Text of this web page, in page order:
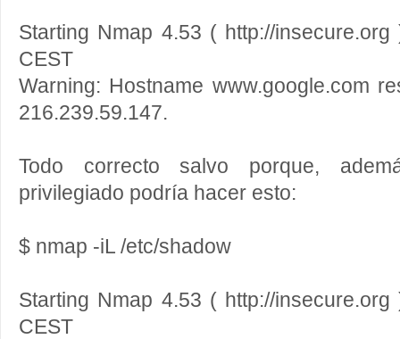
Starting Nmap 4.53 ( http://
CEST
Warning: Hostname www.google.com
216.239.59.147.
Todo correcto salvo porque,
privilegiado podría hacer esto:
$ nmap -iL /etc/shadow
Starting Nmap 4.53 ( http://
CEST